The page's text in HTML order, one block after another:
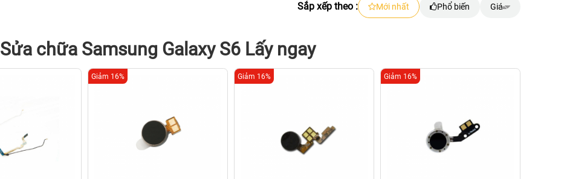
Sắp xếp theo : Mới nhất Phổ biến Giá
Sửa chữa Samsung Galaxy S6 Lấy ngay
Giảm 16% Giảm 16% Giảm 16%